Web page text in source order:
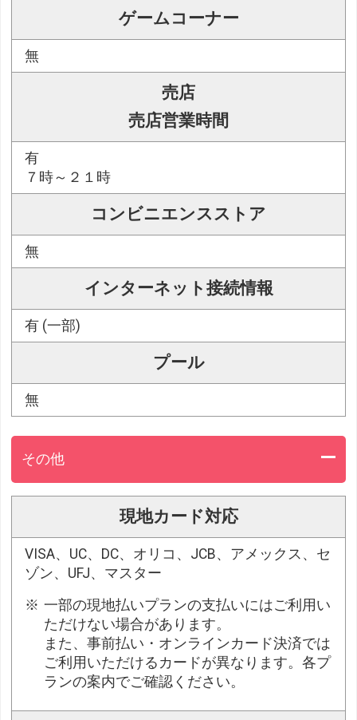
ゲームコーナー
無
売店
売店営業時間
有
７時～２１時
コンビニエンスストア
無
インターネット接続情報
有 (一部)
プール
無
その他
現地カード対応
VISA、UC、DC、オリコ、JCB、アメックス、セ
ゾン、UFJ、マスター
一部の現地払いプランの支払いにはご利用い
ただけない場合があります。
また、事前払い・オンラインカード決済では
ご利用いただけるカードが異なります。各プ
ランの案内でご確認ください。